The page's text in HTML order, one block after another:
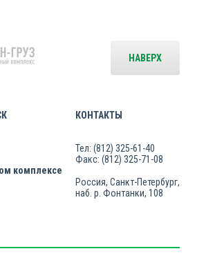
комплексе
КОНТАКТЫ
Тел: (812) 325-61-40
Факс: (812) 325-71-08
Россия, Санкт-Петербург,
наб. р. Фонтанки, 108
НАВЕРХ